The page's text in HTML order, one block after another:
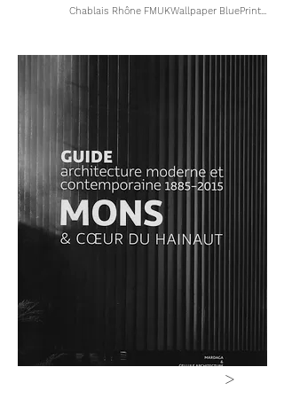
Chablais Rhône FMUKWallpaper BluePrint...
>